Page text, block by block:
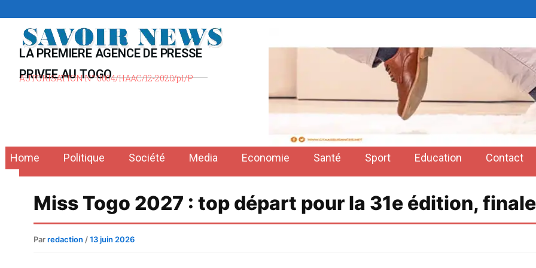
contenu
LA PREMIERE AGENCE DE PRESSE
PRIVEE AU TOGO
AUTORISATION N° 0004/HAAC/12-2020/pl/P
Home Politique Société Media Economie Santé Sport Education Contact
Miss Togo 2027 : top départ pour la 31e édition,
Parredaction /13 juin 2026